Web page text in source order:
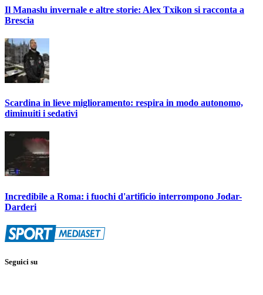
Il Manaslu invernale e altre storie: Alex Txikon si racconta a
Brescia
Scardina in lieve miglioramento: respira in modo autonomo,
diminuiti i sedativi
Incredibile a Roma: i fuochi d'artificio interrompono Jodar-
Darderi
Seguici su